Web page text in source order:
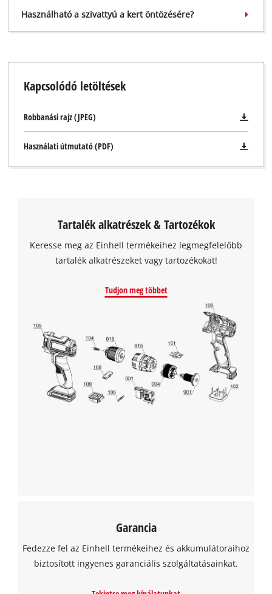
Használható a szivattyú a kert öntözésére?
Kapcsolódó letöltések
Robbanási rajz (JPEG)
Használati útmutató (PDF)
Tartalék alkatrészek & Tartozékok
Keresse meg az Einhell termékeihez legmegfelelőbb
tartalék alkatrészeket vagy tartozékokat!
Tudjon meg többet
Garancia
Fedezze fel az Einhell termékeihez és akkumulátoraihoz
biztosított ingyenes garanciális szolgáltatásainkat.